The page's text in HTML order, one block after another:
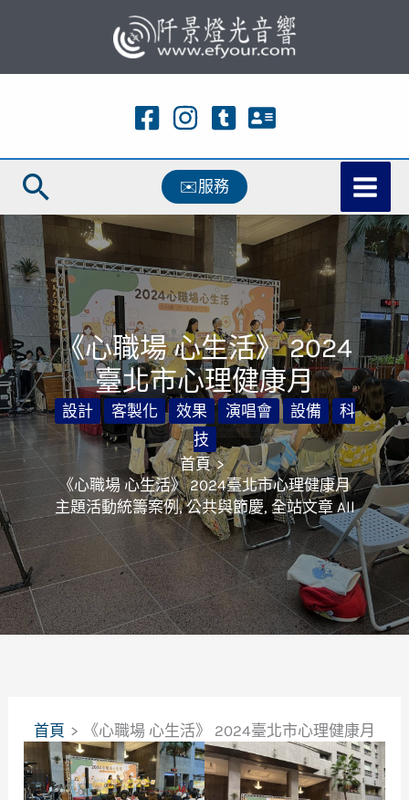
主
容
搜
尋
✉️服務
《心職場 心生活》 2024
臺北市心理健康月
設計 客製化 效果 演唱會 設備
科
技
首頁
《心職場 心生活》 2024臺北市心理健康月
主題活動統籌案例,公共與節慶, 全站文章 All
首頁 《心職場 心生活》 2024臺北市心理健康月